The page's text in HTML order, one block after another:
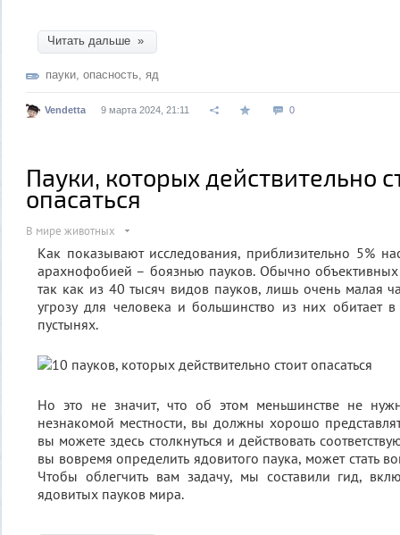
Читать дальше »
пауки, опасность, яд
Vendetta 9 марта 2024, 21:11 0
Пауки, которых действительно
опасаться
В мире животных
Как показывают исследования, приблизительно 5%
арахнофобией – боязнью пауков. Обычно
так как из 40 тысяч видов пауков, лишь очень малая
угрозу для человека и большинство из них обитает
пустынях.
Но это не значит, что об этом меньшинстве не
незнакомой местности, вы должны хорошо
вы можете здесь столкнуться и действовать
вы вовремя определить ядовитого паука, может стать
Чтобы облегчить вам задачу, мы составили гид,
ядовитых пауков мира.